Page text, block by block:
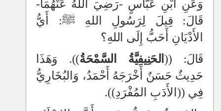
وَعَنِ ابْنِ عَبَّاسٍ -رَضِيَ اللهُ عَنْهُمَا-
قَالَ: قِيلَ لِرَسُولِ اللهِ ﷺ: أَيُّ
الأَدْيَانِ أَحَبُّ إِلَى اللهِ؟
قَالَ: (( الحَنِيفِيَّةُ السَّمْحَةُ)). وَهَذَا
حَدِيثٌ حَسَنٌ أَخْرَجَهُ أَحْمَدُ، وَالبُخَارِيُّ
فِي ((الأَدَبِ المُفْرَدِ)).